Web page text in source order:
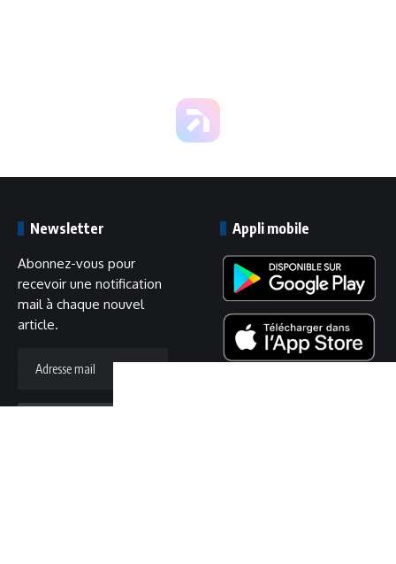
Newsletter
Abonnez-vous pour
recevoir une notification
mail à chaque nouvel
article.
mail
Appli mobile